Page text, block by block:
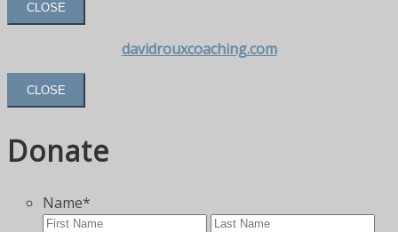
CLOSE
davidrouxcoaching.com
CLOSE
Donate
Name*
First